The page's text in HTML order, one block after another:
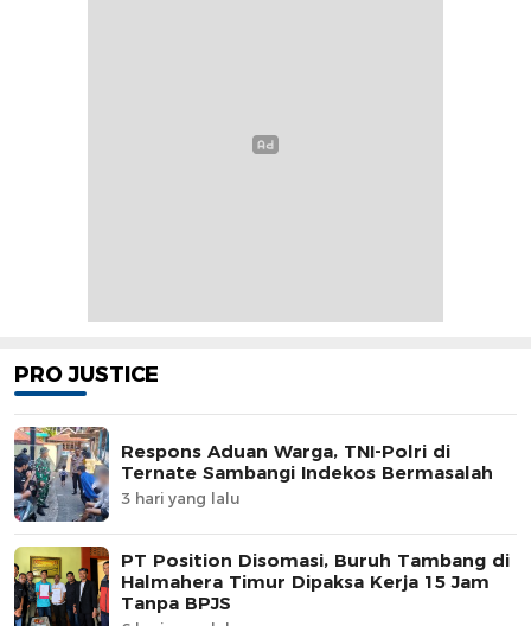
PRO JUSTICE
Respons Aduan Warga, TNI-Polri di
Ternate Sambangi Indekos Bermasalah
3 hari yang lalu
PT Position Disomasi, Buruh Tambang di
Halmahera Timur Dipaksa Kerja 15 Jam
Tanpa BPJS